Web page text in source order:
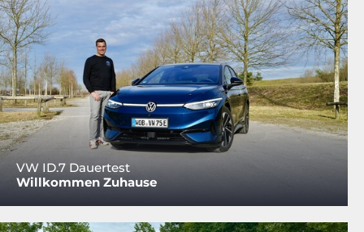
VW ID.7 Dauertest
Willkommen Zuhause